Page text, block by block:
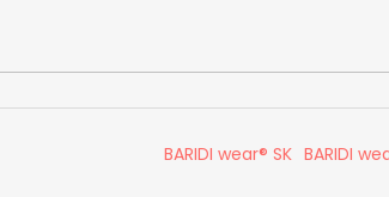
BARIDI wear® SK BARIDI